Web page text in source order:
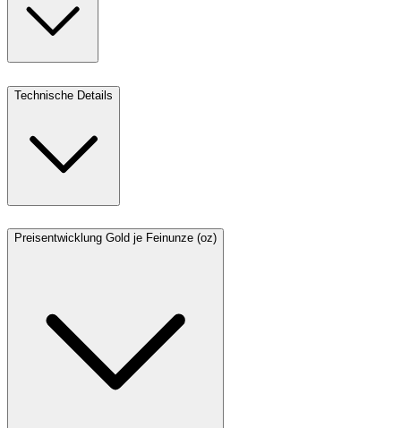
Technische Details
Preisentwicklung Gold je Feinunze (oz)